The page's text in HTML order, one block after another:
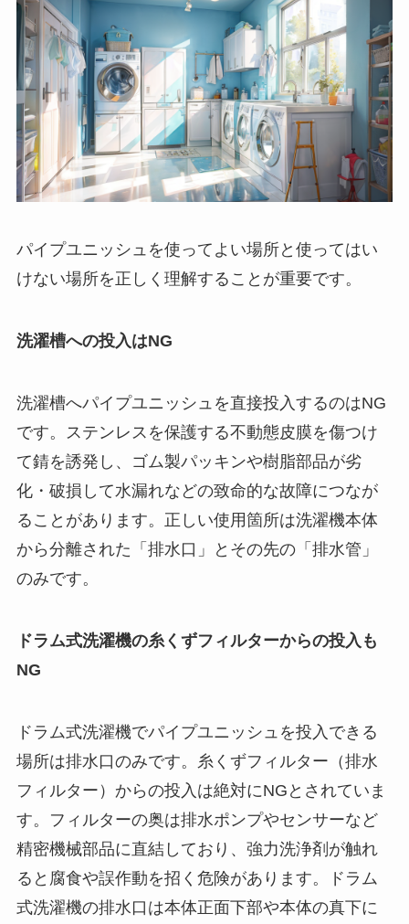
パイプユニッシュを使ってよい場所と使ってはい
けない場所を正しく理解することが重要です。
洗濯槽への投入はNG
洗濯槽へパイプユニッシュを直接投入するのはNG
です。ステンレスを保護する不動態皮膜を傷つけ
て錆を誘発し、ゴム製パッキンや樹脂部品が劣
化・破損して水漏れなどの致命的な故障につなが
ることがあります。正しい使用箇所は洗濯機本体
から分離された「排水口」とその先の「排水管」
のみです。
ドラム式洗濯機の糸くずフィルターからの投入も
NG
ドラム式洗濯機でパイプユニッシュを投入できる
場所は排水口のみです。糸くずフィルター（排水
フィルター）からの投入は絶対にNGとされていま
す。フィルターの奥は排水ポンプやセンサーなど
精密機械部品に直結しており、強力洗浄剤が触れ
ると腐食や誤作動を招く危険があります。ドラム
式洗濯機の排水口は本体正面下部や本体の真下に